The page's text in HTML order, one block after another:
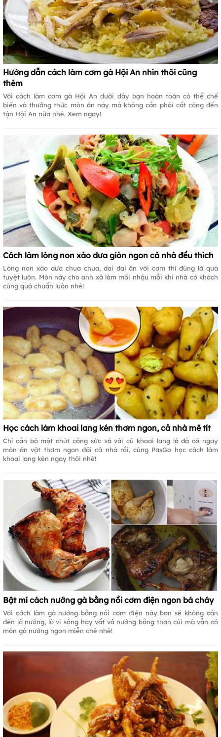
Hướng dẫn cách làm cơm gà Hội An nhìn thôi cũng
thèm
Với cách làm cơm gà Hội An dưới đây bạn hoàn toàn có thể chế
biến và thưởng thức món ăn này mà không cần phải cất công đến
tận Hội An nữa nhé. Xem ngay!
Cách làm lòng non xào dưa giòn ngon cả nhà đều thích
Lòng non xào dưa chua chua, dai dai ăn với cơm thì đúng là quá
tuyệt luôn. Món này cho anh xã làm mồi nhậu mỗi khi nhà có khách
cũng quá chuẩn luôn nhé!
Học cách làm khoai lang kén thơm ngon, cả nhà mê tít
Chỉ cần bỏ một chút công sức và vài củ khoai lang là đã có ngay
món ăn vặt thơm ngon đãi cả nhà rồi, cùng PasGo học cách làm
khoai lang kén ngay thôi nhé!
Bật mí cách nướng gà bằng nồi cơm điện ngon bá cháy
Với cách làm gà nướng bằng nồi cơm điện này bạn sẽ không cần
đến lò nướng, lò vi sóng hay vất vả nướng bằng than củi mà vẫn có
món gà nướng ngon miễn chê nhé!